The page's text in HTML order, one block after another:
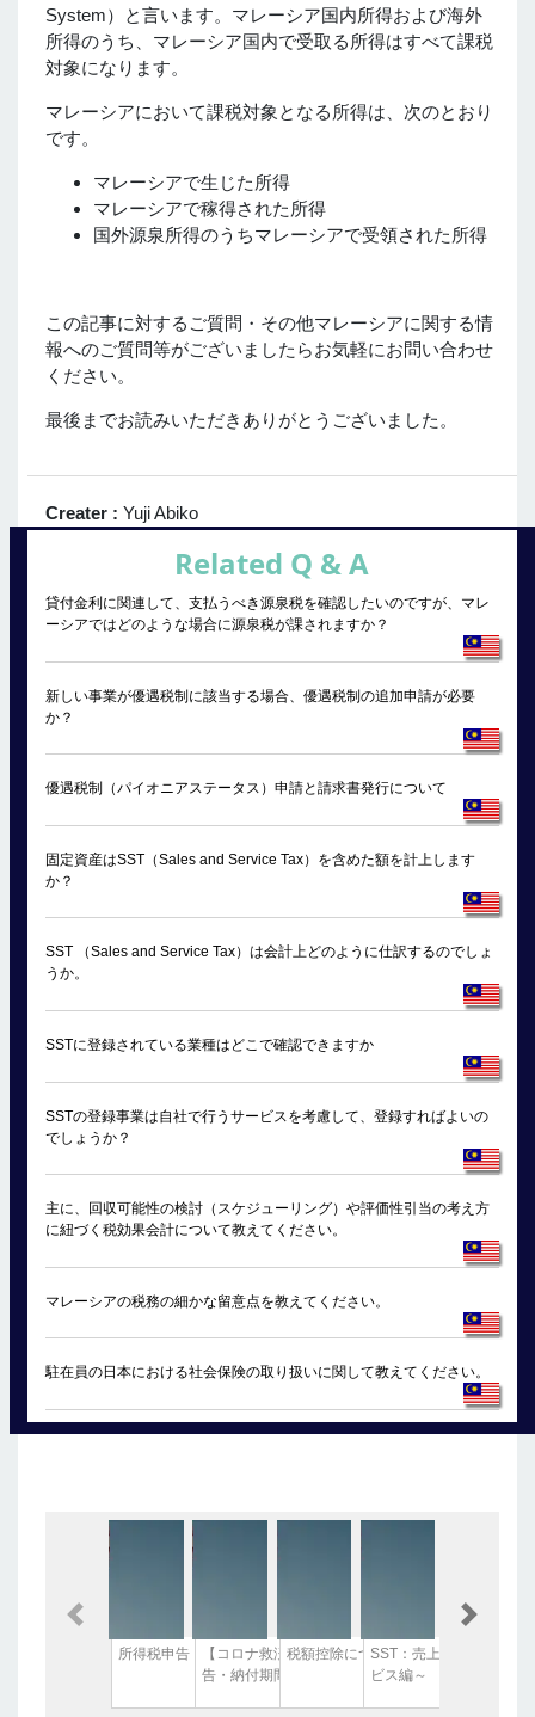
System）と言います。マレーシア国内所得および海外
所得のうち、マレーシア国内で受取る所得はすべて課税
対象になります。
マレーシアにおいて課税対象となる所得は、次のとおり
です。
マレーシアで生じた所得
マレーシアで稼得された所得
国外源泉所得のうちマレーシアで受領された所得
この記事に対するご質問・その他マレーシアに関する情
報へのご質問等がございましたらお気軽にお問い合わせ
ください。
最後までお読みいただきありがとうございました。
Creater : Yuji Abiko
Related Q & A
貸付金利に関連して、支払うべき源泉税を確認したいのですが、マレ
ーシアではどのような場合に源泉税が課されますか？
新しい事業が優遇税制に該当する場合、優遇税制の追加申請が必要
か？
優遇税制（パイオニアステータス）申請と請求書発行について
固定資産はSST（Sales and Service Tax）を含めた額を計上します
か？
SST （Sales and Service Tax）は会計上どのように仕訳するのでしょ
うか。
SSTに登録されている業種はどこで確認できますか
SSTの登録事業は自社で行うサービスを考慮して、登録すればよいの
でしょうか？
主に、回収可能性の検討（スケジューリング）や評価性引当の考え方
に紐づく税効果会計について教えてください。
マレーシアの税務の細かな留意点を教えてください。
駐在員の日本における社会保険の取り扱いに関して教えてください。
所得税申告・納付期間延長！【コロナ救済措置】マレーシア所得税申
告・納付期間延長！
税額控除についてSST：売上サービス税に
ビス編～
Previous Next